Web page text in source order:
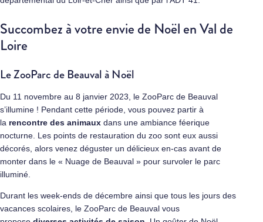
Succombez à votre envie de Noël en Val de
Loire
Le ZooParc de Beauval à Noël
Du 11 novembre au 8 janvier 2023, le ZooParc de Beauval
s’illumine ! Pendant cette période, vous pouvez partir à
la rencontre des animaux dans une ambiance féerique
nocturne. Les points de restauration du zoo sont eux aussi
décorés, alors venez déguster un délicieux en-cas avant de
monter dans le « Nuage de Beauval » pour survoler le parc
illuminé.
Durant les week-ends de décembre ainsi que tous les jours des
vacances scolaires, le ZooParc de Beauval vous